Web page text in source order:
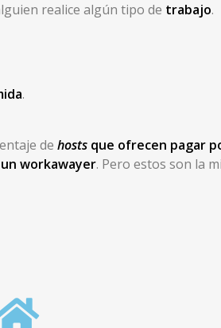
realice algún tipo de trabajo.
.
de hosts que ofrecen pagar
workawayer. Pero estos son la